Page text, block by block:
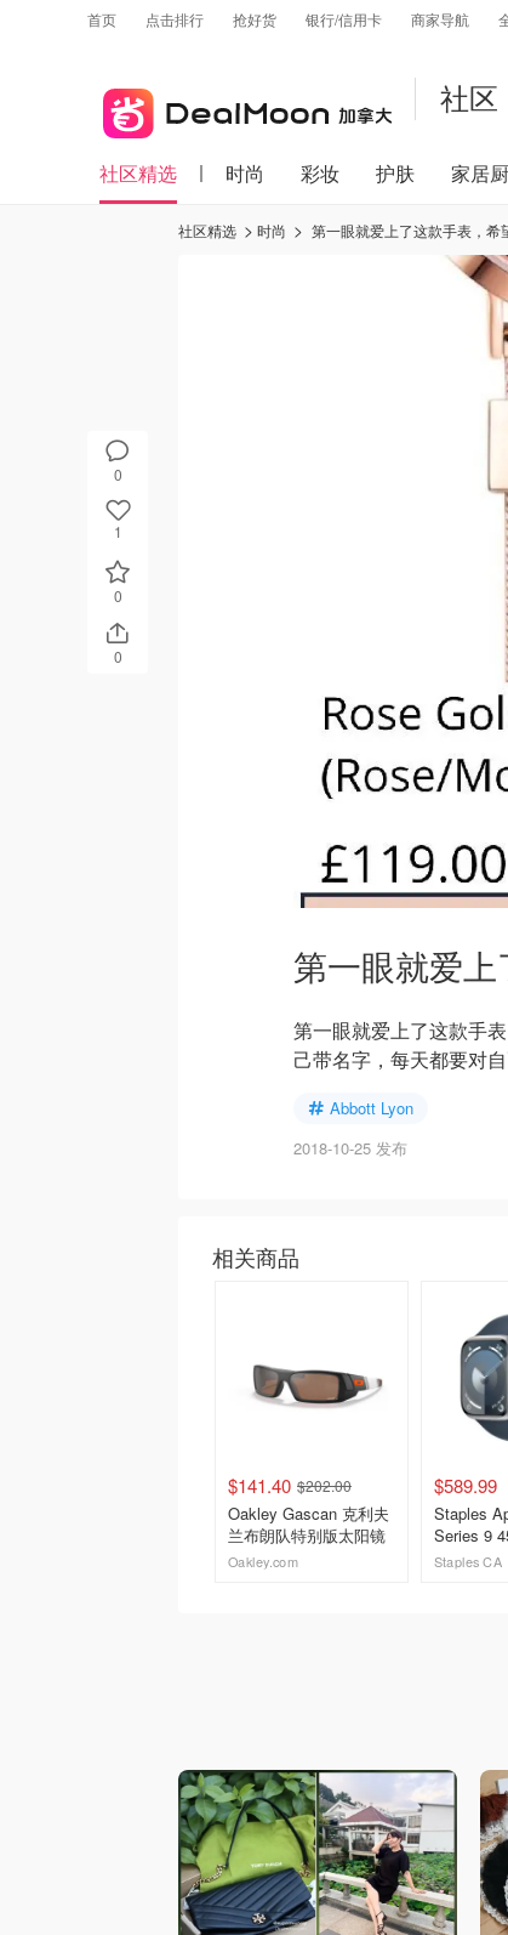
首页 点击排行 抢好货 银行/信用卡 商家导航
社区
社区精选 时尚 彩妆 护肤 家居
0
1
0
0
社区精选 时尚 第一眼就爱上了这款手表，
第一眼就爱
第一眼就爱上了这款手
己带名字，每天都要对
Abbott Lyon
2018-10-25 发布
相关商品
$141.40 $202.00
Oakley Gascan 克利夫
兰布朗队特别版太阳镜
Oakley.com
$589.99
Staples
Series 9
银色铝金
Staples CA